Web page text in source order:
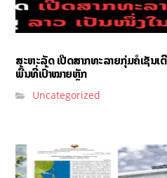
ສະຫະລັດ ເປີດສາກທະລາຍກຸ່ມຄໍເຊັນເ
ພື້ນທີ່ເປົ້າໝາຍຫຼັກ
Uncategorized